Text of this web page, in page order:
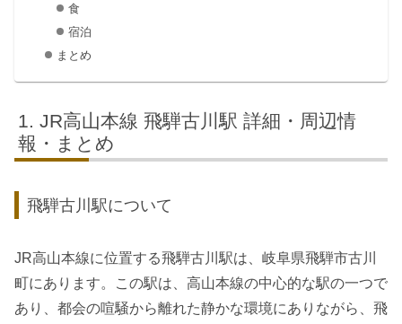
食
宿泊
まとめ
JR高山本線 飛騨古川駅 詳細・周辺情
報・まとめ
飛騨古川駅について
JR高山本線に位置する飛騨古川駅は、岐阜県飛騨市古川
町にあります。この駅は、高山本線の中心的な駅の一つで
あり、都会の喧騒から離れた静かな環境にありながら、飛